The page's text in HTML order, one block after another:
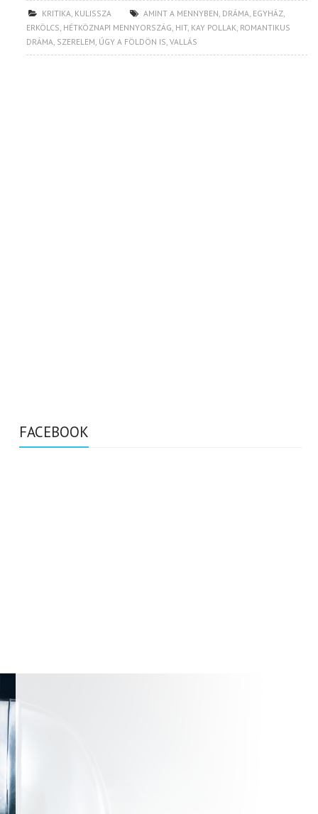
KRITIKA KULISSZA AMINT A MENNYBEN DRÁMA EGYHÁZ
ERKÖLCS HÉTKÖZNAPI MENNYORSZÁG HIT, KAY POLLAK ROMANTIKUS
DRÁMA SZERELEM ÚGY A FÖLDÖN IS ,VALLÁS
FACEBOOK